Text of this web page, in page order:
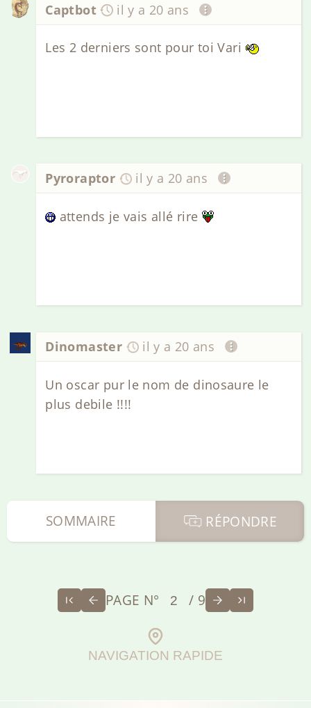
Captbot il y a 20 ans
Les 2 derniers sont pour toi Vari
Pyroraptor il y a 20 ans
attends je vais allé rire
Dinomaster il y a 20 ans
Un oscar pur le nom de dinosaure le
plus debile !!!!
RÉPONDRE
SOMMAIRE
PAGE N° / 9
NAVIGATION RAPIDE